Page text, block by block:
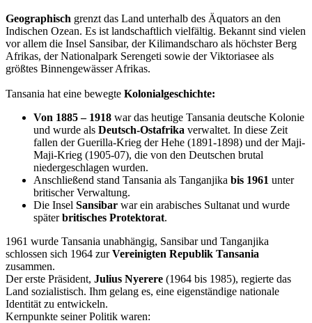
Geographisch grenzt das Land unterhalb des Äquators an den
Indischen Ozean. Es ist landschaftlich vielfältig. Bekannt sind vielen
vor allem die Insel Sansibar, der Kilimandscharo als höchster Berg
Afrikas, der Nationalpark Serengeti sowie der Viktoriasee als
größtes Binnengewässer Afrikas.
Tansania hat eine bewegte Kolonialgeschichte:
Von 1885 – 1918 war das heutige Tansania deutsche Kolonie
und wurde als Deutsch-Ostafrika verwaltet. In diese Zeit
fallen der Guerilla-Krieg der Hehe (1891-1898) und der Maji-
Maji-Krieg (1905-07), die von den Deutschen brutal
niedergeschlagen wurden.
Anschließend stand Tansania als Tanganjika bis 1961 unter
britischer Verwaltung.
Die Insel Sansibar war ein arabisches Sultanat und wurde
späterbritisches Protektorat.
1961 wurde Tansania unabhängig, Sansibar und Tanganjika
schlossen sich 1964 zurVereinigten Republik Tansania
zusammen.
Der erste Präsident, Julius Nyerere (1964 bis 1985), regierte das
Land sozialistisch. Ihm gelang es, eine eigenständige nationale
Identität zu entwickeln.
Kernpunkte seiner Politik waren: